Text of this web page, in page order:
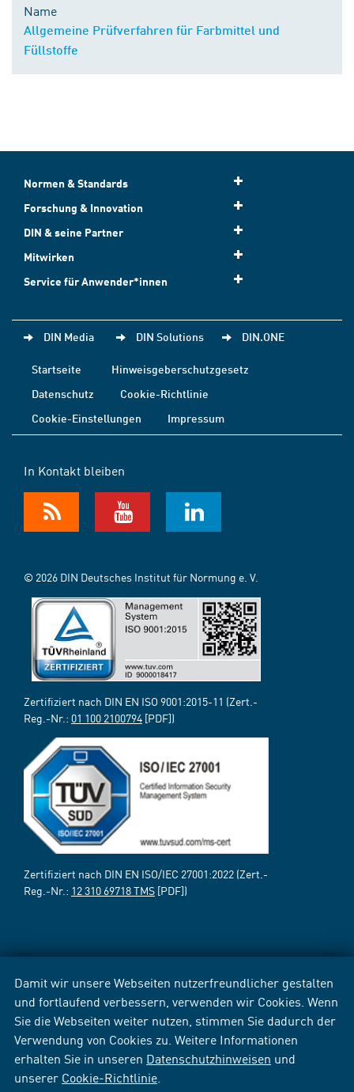
Damit wir unsere Webseiten nutzerfreundlicher gestalten
und fortlaufend verbessern, verwenden wir Cookies. Wenn
Sie die Webseiten weiter nutzen, stimmen Sie dadurch der
Verwendung von Cookies zu. Weitere Informationen
erhalten Sie in unseren Datenschutzhinweisen und
unserer Cookie-Richtlinie
Name
Allgemeine Prüfverfahren für Farbmittel und
Füllstoffe
Normen & Standards
Forschung & Innovation
DIN & seine Partner
Mitwirken
Service für Anwender*innen
DIN Media DIN Solutions DIN.ONE
Startseite
Hinweisgeberschutzgesetz
Datenschutz
Cookie-Richtlinie
Cookie-Einstellungen
Impressum
In Kontakt bleiben
© 2026 DIN Deutsches Institut für Normung e. V.
Zertifiziert nach DIN EN ISO 9001:2015-11 (Zert.-
Reg.-Nr.: 01 100 2100794 [PDF])
Zertifiziert nach DIN EN ISO/IEC 27001:2022 (Zert.-
Reg.-Nr.: 12 310 69718 TMS [PDF])